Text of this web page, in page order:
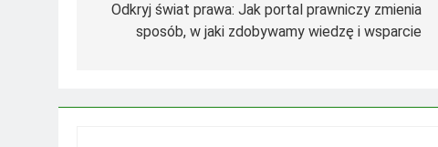
wpisu
Odkryj świat prawa: Jak portal prawniczy zmienia
sposób, w jaki zdobywamy wiedzę i wsparcie